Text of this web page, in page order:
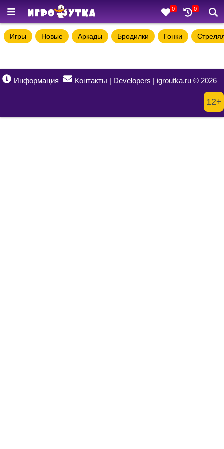
0 0
Игры Новые Аркады Бродилки Гонки
Информация Контакты | Developers | igroutka.ru © 2026
12+